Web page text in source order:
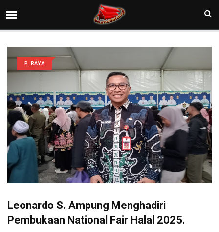
P. RAYA
Leonardo S. Ampung Menghadiri
Pembukaan National Fair Halal 2025.